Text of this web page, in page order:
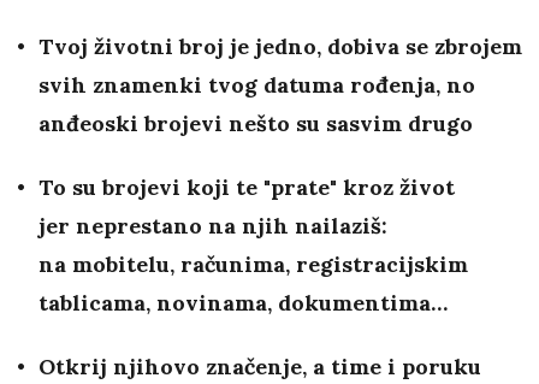
Tvoj životni broj je jedno, dobiva se zbrojem
svih znamenki tvog datuma rođenja, no
anđeoski brojevi nešto su sasvim drugo
To su brojevi koji te "prate" kroz život
jer neprestano na njih nailaziš:
na mobitelu, računima, registracijskim
tablicama, novinama, dokumentima…
Otkrij njihovo značenje, a time i poruku